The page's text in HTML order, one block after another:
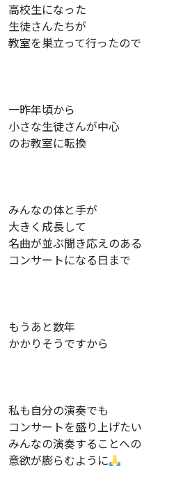
高校生になった
生徒さんたちが
教室を巣立って行ったので
一昨年頃から
小さな生徒さんが中心
のお教室に転換
みんなの体と手が
大きく成長して
名曲が並ぶ聞き応えのある
コンサートになる日まで
もうあと数年
かかりそうですから
私も自分の演奏でも
コンサートを盛り上げたい
みんなの演奏することへの
意欲が膨らむように